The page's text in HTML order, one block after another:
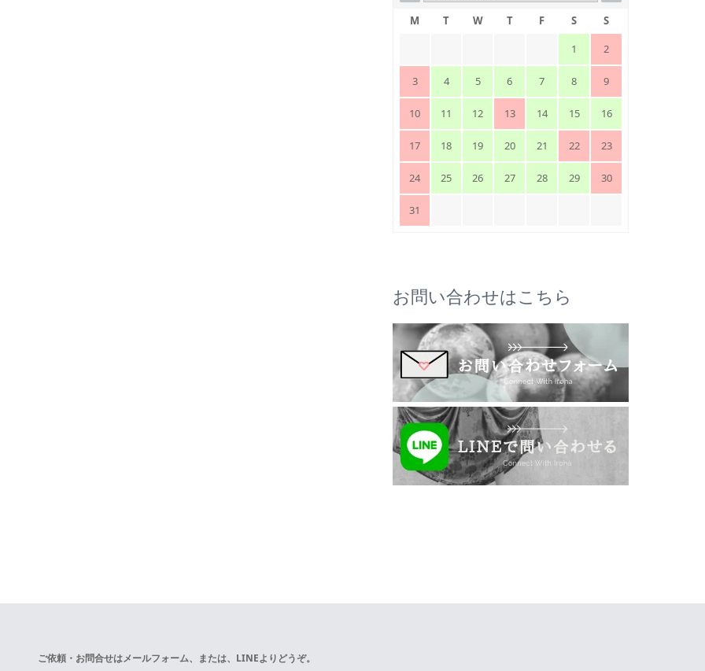
M T W T F S
S
1
2
3 4 5 6 7 8 9
10 11 12 13 14 15 16
17 18 19 20 21 22 23
24 25 26 27 28 29 30
31
お問い合わせはこちら
ご依頼・お問合せはメールフォーム、または、LINEよりどうぞ。